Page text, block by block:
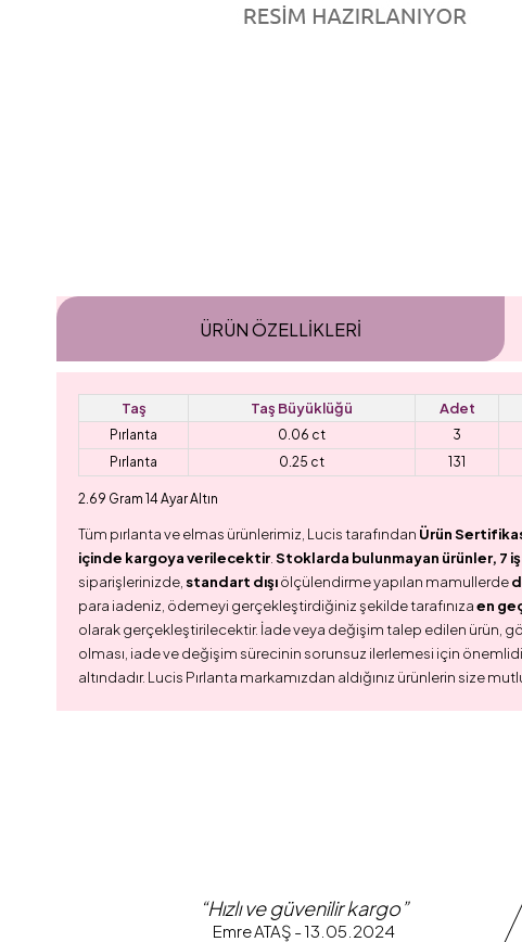
ÜRÜN ÖZELLIKLERI
Taş Taş Büyüklüğü Adet
Pırlanta 0.06 ct 3
Pırlanta
0.25 ct 131
2.69 Gram 14 Ayar Altın
Tüm pırlanta ve elmas ürünlerimiz, Lucis tarafından Ürün
içinde kargoya verilecektir. Stoklarda bulunmayan ürünler, 7
siparişlerinizde, standart dışıölçülendirme yapılan mamullerde
para iadeniz, ödemeyi gerçekleştirdiğiniz şekilde tarafınızaen
olarak gerçekleştirilecektir. İade veya değişim talep edilen ürün,
olması, iade ve değişim sürecinin sorunsuz ilerlemesi için
altındadır. Lucis Pırlanta markamızdan aldığınız ürünlerin size
“Hızlı ve güvenilir kargo”
Emre ATAŞ - 13.05.2024